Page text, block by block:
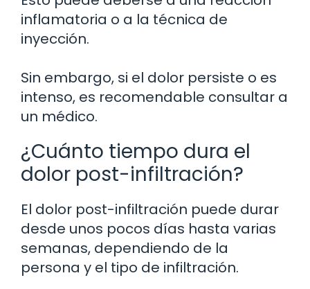
inflamatoria o a la técnica de
inyección.
Sin embargo, si el dolor persiste o es
intenso, es recomendable consultar a
un médico.
¿Cuánto tiempo dura el
dolor post-infiltración?
El dolor post-infiltración puede durar
desde unos pocos días hasta varias
semanas, dependiendo de la
persona y el tipo de infiltración.